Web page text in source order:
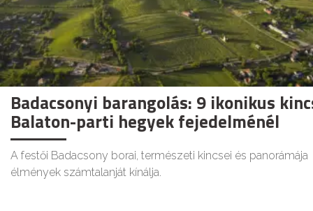
Badacsonyi barangolás: 9 ikonikus
Balaton-parti hegyek fejedelménél
A festői Badacsony borai, természeti kincsei és panorámája
élmények számtalanját kínálja.